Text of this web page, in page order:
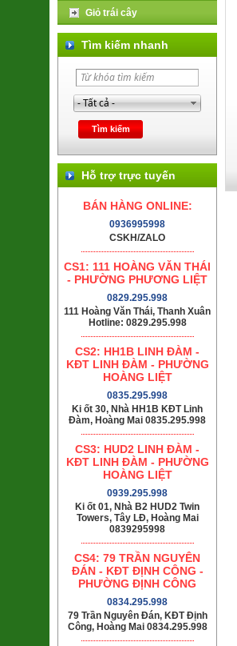
Giỏ trái cây
Tìm kiếm nhanh
Hỗ trợ trực tuyến
BÁN HÀNG ONLINE:
0936995998
CSKH/ZALO
CS1: 111 HOÀNG VĂN THÁI
- PHƯỜNG PHƯƠNG LIỆT
0829.295.998
111 Hoàng Văn Thái, Thanh Xuân
Hotline: 0829.295.998
CS2: HH1B LINH ĐÀM -
KĐT LINH ĐÀM - PHƯỜNG
HOÀNG LIỆT
0835.295.998
Ki ốt 30, Nhà HH1B KĐT Linh
Đàm, Hoàng Mai 0835.295.998
CS3: HUD2 LINH ĐÀM -
KĐT LINH ĐÀM - PHƯỜNG
HOÀNG LIỆT
0939.295.998
Ki ốt 01, Nhà B2 HUD2 Twin
Towers, Tây LĐ, Hoàng Mai
0839295998
CS4: 79 TRẦN NGUYÊN
ĐÁN - KĐT ĐỊNH CÔNG -
PHƯỜNG ĐỊNH CÔNG
0834.295.998
79 Trần Nguyên Đán, KĐT Định
Công, Hoàng Mai 0834.295.998